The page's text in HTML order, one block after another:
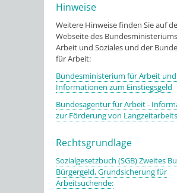
Hinweise
Weitere Hinweise finden Sie auf
Webseite des
Arbeit und Soziales und der
für Arbeit:
Bundesministerium für Arbeit und
Informationen zum Einstiegsgeld
Bundesagentur für Arbeit -
zur Förderung von
Rechtsgrundlage
Sozialgesetzbuch (SGB) Zweites
Bürgergeld, Grundsicherung für
Arbeitsuchende: